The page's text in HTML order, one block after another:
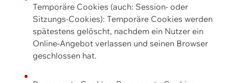
Temporäre Cookies (auch: Session- oder
Sitzungs-Cookies): Temporäre Cookies werden
spätestens gelöscht, nachdem ein Nutzer ein
Online-Angebot verlassen und seinen Browser
geschlossen hat.